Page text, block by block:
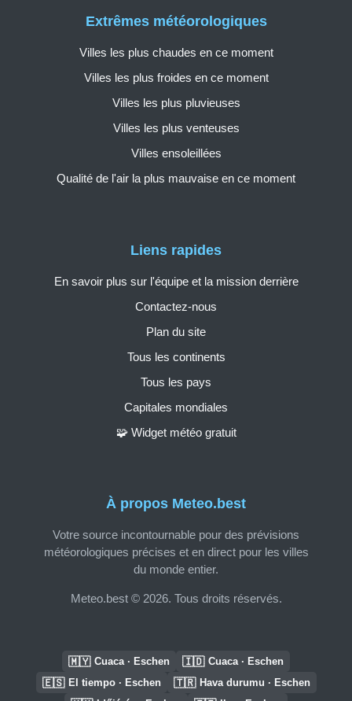
À propos Meteo.best
Votre source incontournable pour des prévisions
météorologiques précises et en direct pour les villes
du monde entier.
Meteo.best © 2026. Tous droits réservés.
Liens rapides
En savoir plus sur l'équipe et la mission derrière
Contactez-nous
Plan du site
Tous les continents
Tous les pays
Capitales mondiales
🧩 Widget météo gratuit
Extrêmes météorologiques
Villes les plus chaudes en ce moment
Villes les plus froides en ce moment
Villes les plus pluvieuses
Villes les plus venteuses
Villes ensoleillées
Qualité de l'air la plus mauvaise en ce moment
🇲🇾 Cuaca · Eschen 🇮🇩 Cuaca · Eschen
🇪🇸 El tiempo · Eschen 🇹🇷 Hava durumu · Eschen